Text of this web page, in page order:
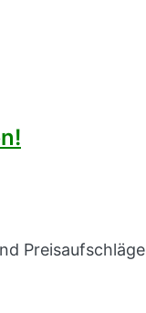
Preisaufschläge